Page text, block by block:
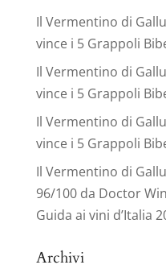
Il Vermentino di
vince i 5 Grappoli
Il Vermentino di
vince i 5 Grappoli
Il Vermentino di
vince i 5 Grappoli
Il Vermentino di
96/100 da Doctor
Guida ai vini d’Italia
Archivi